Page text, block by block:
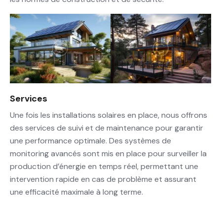
Services
Une fois les installations solaires en place, nous offrons
des services de suivi et de maintenance pour garantir
une performance optimale. Des systèmes de
monitoring avancés sont mis en place pour surveiller la
production d’énergie en temps réel, permettant une
intervention rapide en cas de problème et assurant
une efficacité maximale à long terme.